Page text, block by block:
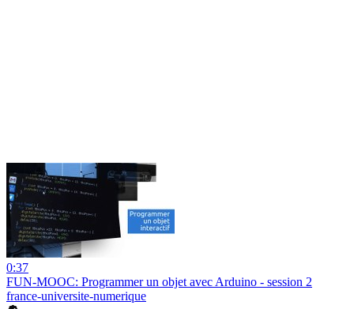
0:37
FUN-MOOC: Programmer un objet avec Arduino - session 2
france-universite-numerique